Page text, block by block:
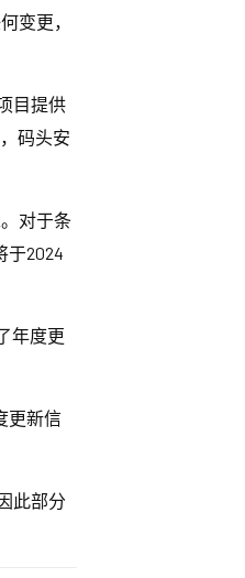
变更，
目提供
码头安
对于条
于2024
年度更
更新信
此部分